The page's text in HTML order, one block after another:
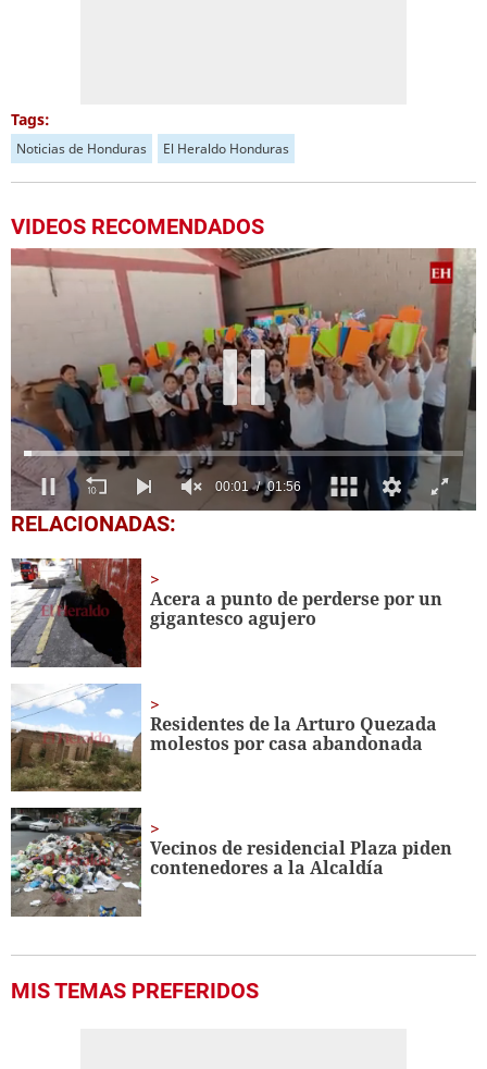
Tags:
Noticias de Honduras El Heraldo Honduras
VIDEOS RECOMENDADOS
0
seconds
1
minute,
56
seconds
RELACIONADAS:
Acera a punto de perderse por un
gigantesco agujero
Residentes de la Arturo Quezada
molestos por casa abandonada
Vecinos de residencial Plaza piden
contenedores a la Alcaldía
MIS TEMAS PREFERIDOS